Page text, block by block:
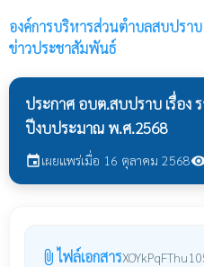
องค์การบริหารส่วนตำบลสบปราบ
ข่าวประชาสัมพันธ์
ประกาศ อบต.สบปราบ เรื่อง
ปีงบประมาณ พ.ศ.2568
eventเผยแพร่เมื่อ 16 ตุลาคม 2568
attach_file ไฟล์เอกสาร